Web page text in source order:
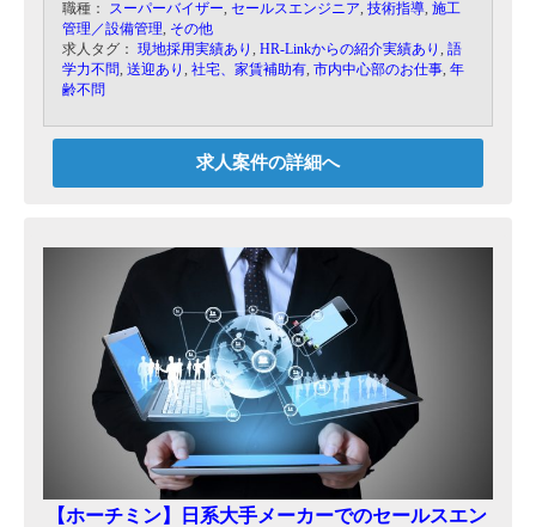
でいき、事業を完遂していただく予定です。
職種：
スーパーバイザー セールスエンジニア 技術指導 施工
管理／設備管理 その他
求人タグ： 現地採用実績あり HR-Linkからの紹介実績あり
語
学力不問 送迎あり 社宅、家賃補助有 市内中心部のお仕事 年
齢不問
求人案件の詳細へ
【ホーチミン】日系大手メーカーでのセールスエン